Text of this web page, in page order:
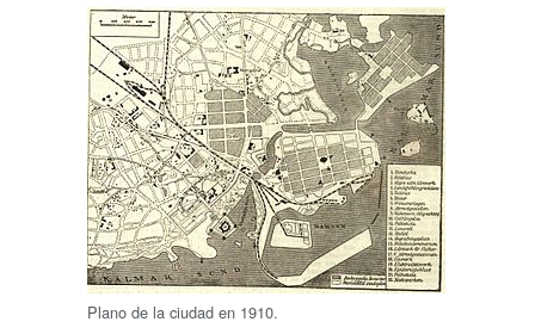
Plano de la ciudad en 1910.